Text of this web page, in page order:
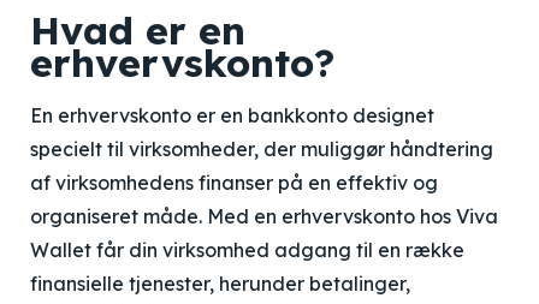
Hvad er en
erhvervskonto?
En erhvervskonto er en bankkonto designet
specielt til virksomheder, der muliggør håndtering
af virksomhedens finanser på en effektiv og
organiseret måde. Med en erhvervskonto hos Viva
Wallet får din virksomhed adgang til en række
finansielle tjenester, herunder betalinger,